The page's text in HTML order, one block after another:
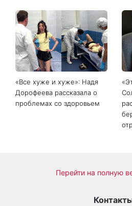
«Все хуже и хуже»: Надя
Дорофеева рассказала о
проблемах со здоровьем
Перейти на полную